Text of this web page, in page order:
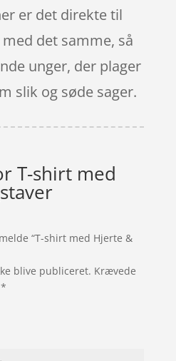
er det direkte til
det samme, så
unger, der plager
slik og søde sager.
T-shirt med
“T-shirt med Hjerte &
blive publiceret. Krævede
*